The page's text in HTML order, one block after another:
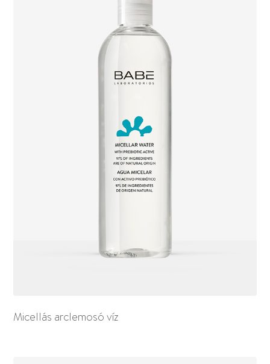
Micellás arclemosó víz